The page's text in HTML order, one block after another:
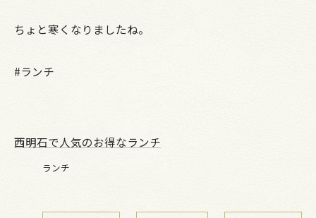
ちょと寒くなりましたね。
#ランチ
西明石で人気のお得なランチ
ランチ